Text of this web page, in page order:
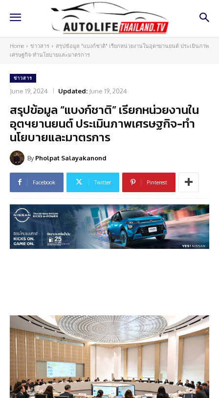
Home ข่าวสาร
สรุปข้อมูล "แบงก์ชาติ" เรียกหน่วยงานในอุตฯยานยนต์ ประเมินภาพ
เศรษฐกิจ-ทำนโยบายและมาตรการ
ข่าวสาร
June 19, 2024 Updated: June 19, 2024
สรุปข้อมูล “แบงก์ชาติ” เรียกหน่วยงานใน
อุตฯยานยนต์ ประเมินภาพเศรษฐกิจ-ทำ
นโยบายและมาตรการ
By Pholpat Salayakanond
Facebook Twitter Pinterest